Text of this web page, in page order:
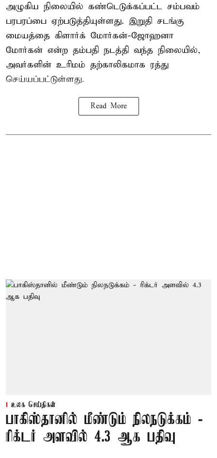
அழுகிய நிலையில் கண்டெடுக்கப்பட்ட சம்பவம்
பரபரப்பை ஏற்படுத்தியுள்ளது. இறுதி சடங்கு
மையத்தை கிளார்க் மோர்கன்-ஜோஹனா
மோர்கன் என்ற தம்பதி நடத்தி வந்த நிலையில்,
அவர்களின் உரிமம் தற்காலிகமாக ரத்து
செய்யப்பட்டுள்ளது.
Read More
உலக செய்திகள்
பாகிஸ்தானில் மீண்டும் நிலநடுக்கம் -
ரிக்டர் அளவில் 4.3 ஆக பதிவு